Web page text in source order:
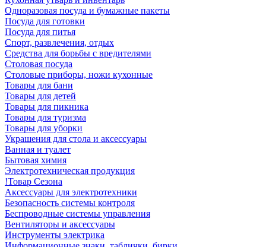
Одноразовая посуда и бумажные пакеты
Посуда для готовки
Посуда для питья
Спорт, развлечения, отдых
Средства для борьбы с вредителями
Столовая посуда
Столовые приборы, ножи кухонные
Товары для бани
Товары для детей
Товары для пикника
Товары для туризма
Товары для уборки
Украшения для стола и аксессуары
Ванная и туалет
Бытовая химия
Электротехническая продукция
!Товар Сезона
Аксессуары для электротехники
Безопасность системы контроля
Беспроводные системы управления
Вентиляторы и аксессуары
Инструменты электрика